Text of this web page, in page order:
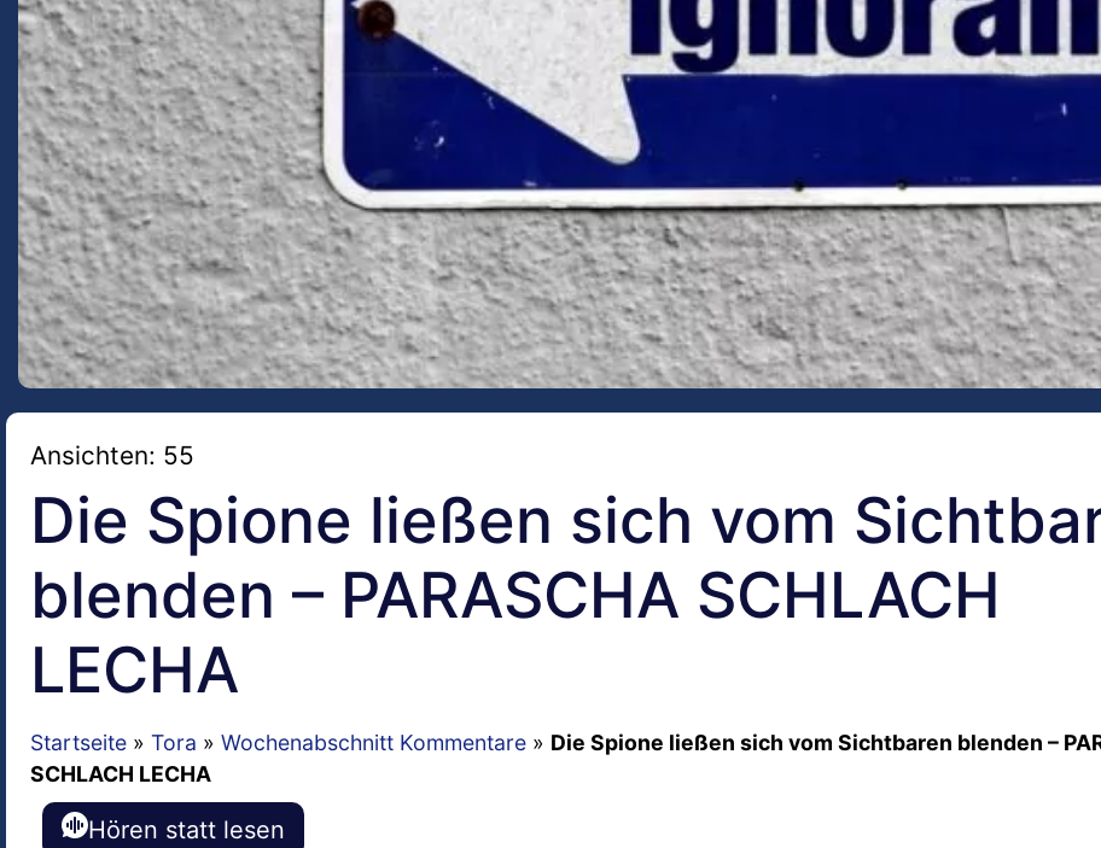
Ansichten: 55
Die Spione ließen sich vom
blenden – PARASCHA SCHLACH
LECHA
Startseite » Tora » Wochenabschnitt Kommentare » Die Spione ließen sich vom Sichtbaren blenden –
SCHLACH LECHA
Hören statt lesen